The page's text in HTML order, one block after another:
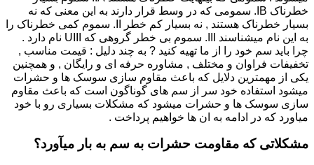
خطرناک IB. سمومی که در وسط قرار دارند به این معنی که نه
بسیار خطرناک هستند , نه بسیار کم خطر II. سموم کمی خطرناک را
به این نام میشناسند III. سموم بی خطر گروهی که UIII نام دارد .
چرا باید سم خود را از ما تهیه کنید ? به چند دلیل : قیمت مناسب ,
تخفیفات فراوان و مختلف , مشاوره حرفه ای و رایگان , و همچنین
یکی از مهمترین دلایل که باعث مقاوم سازی سوسک ها و حشرات
میشود استفاده خود سر از سم های گوناگون است که باعث مقاوم
سازی سوسک ها و حشرات میشود که مشکلات بسیاری رو با خود
میاورد که در ادامه به ان ها خواهیم پرداخت .
مشکلاتی که مقاومت حشرات به سم به بار میآورد؟